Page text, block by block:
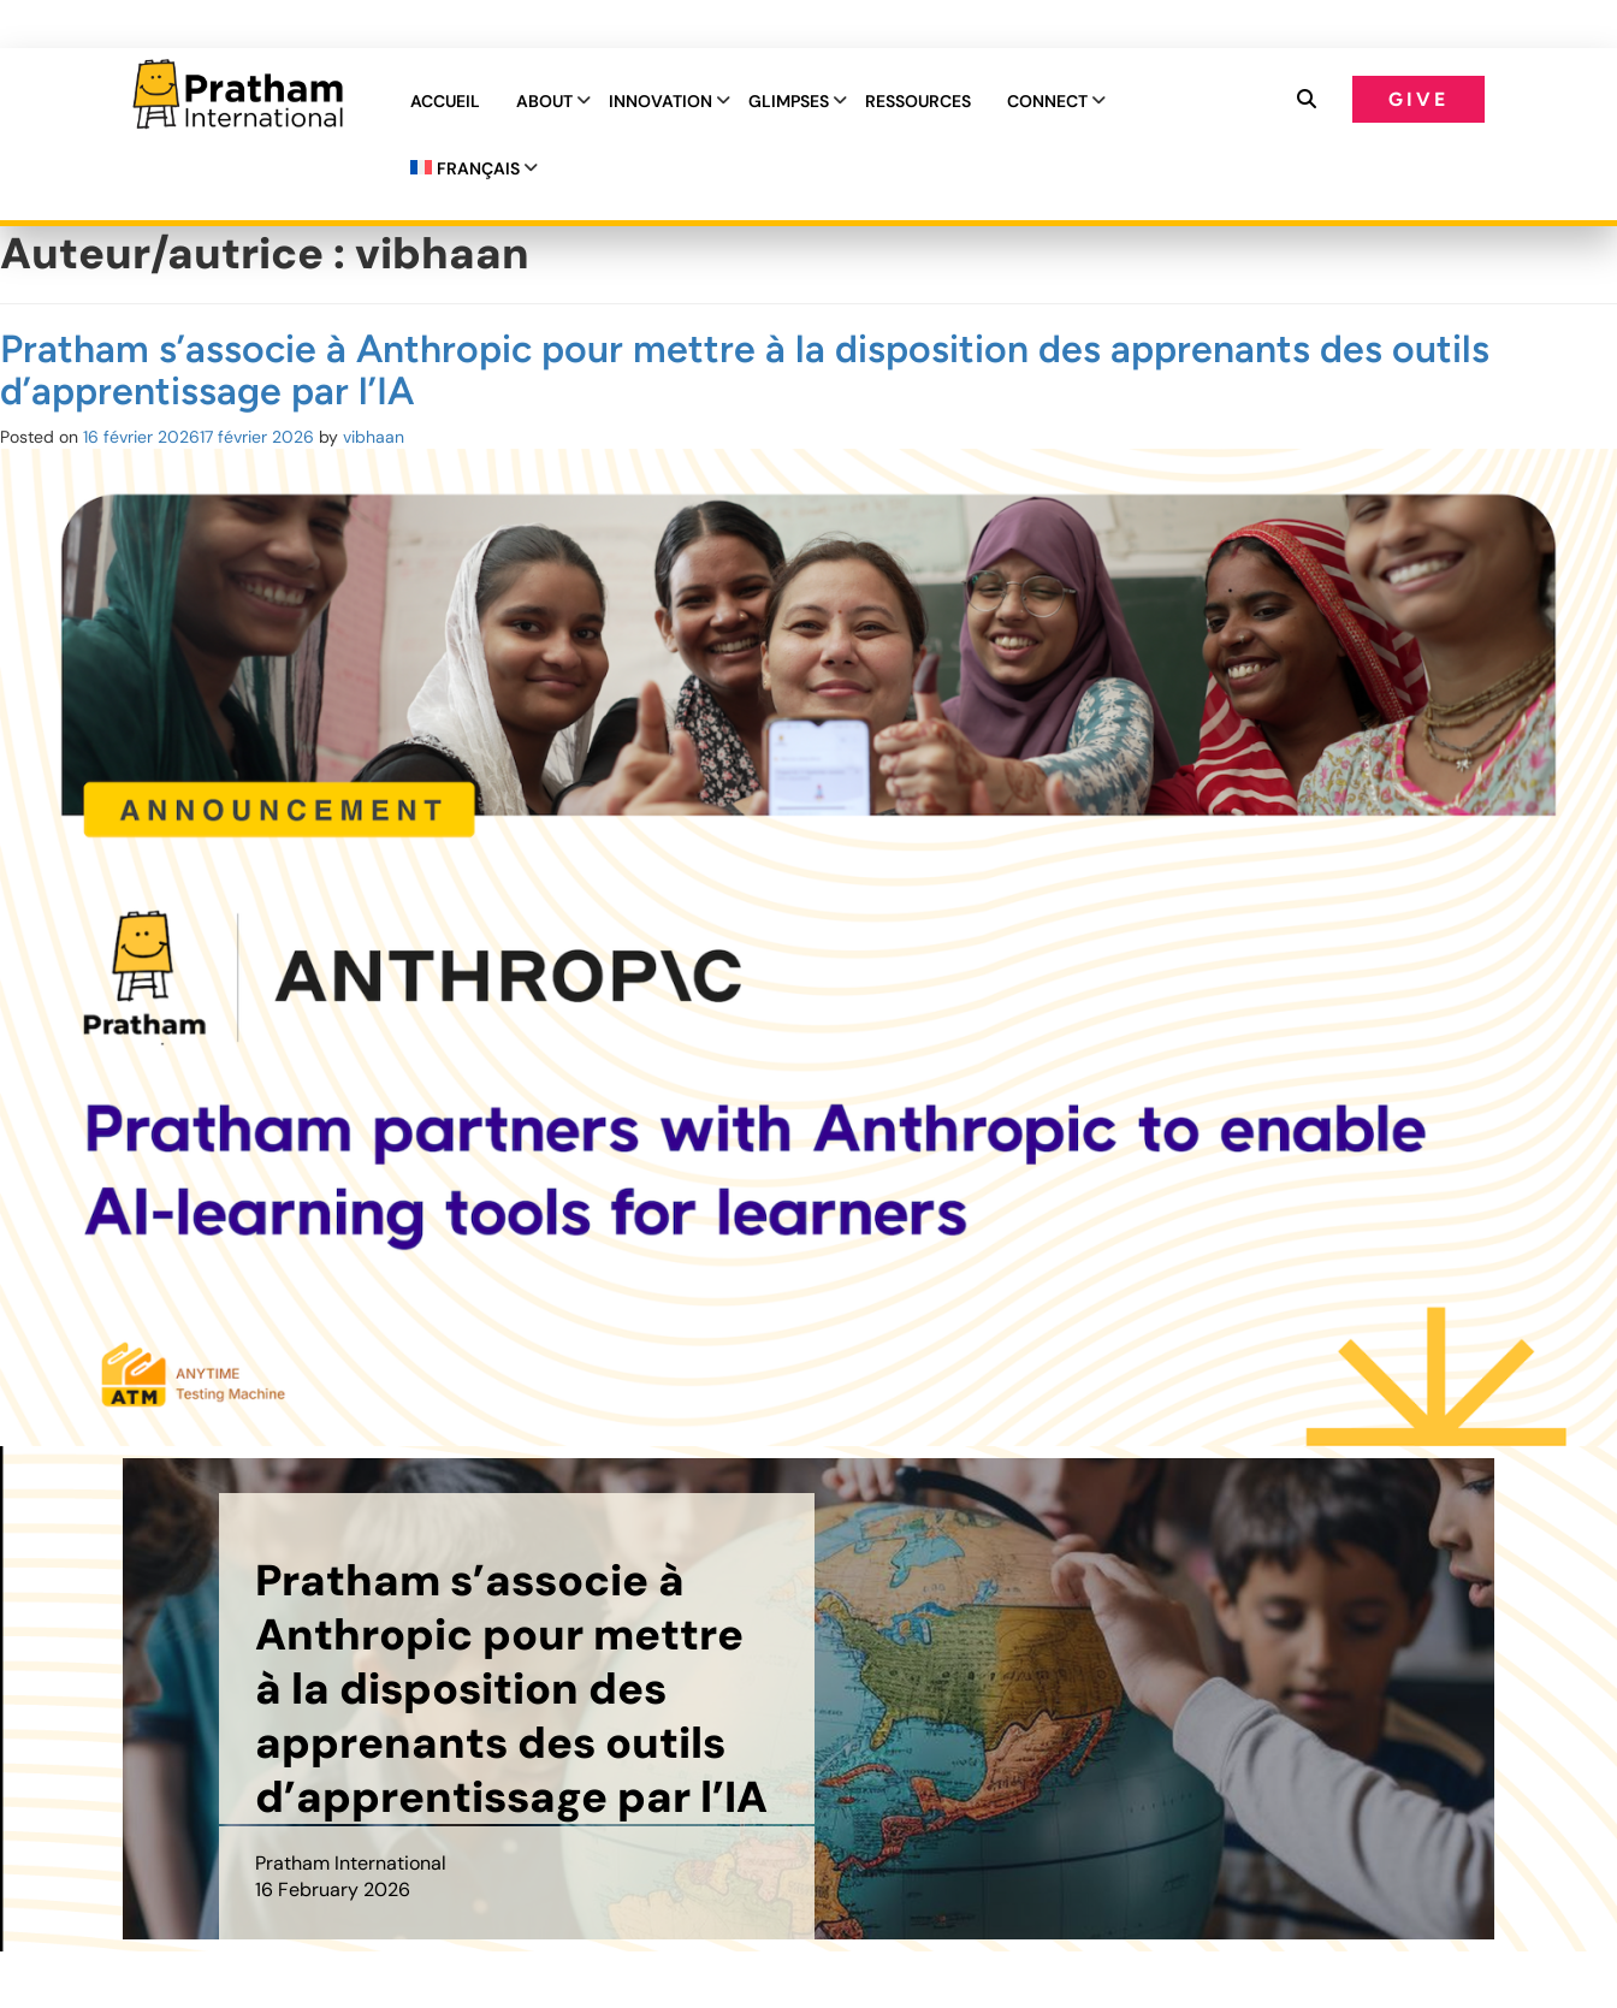
ACCUEIL ABOUT INNOVATION GLIMPSES RESSOURCES CONNECT
FRANÇAIS
GIVE
Auteur/autrice :vibhaan
Pratham s’associe à Anthropic pour mettre à la disposition des apprenants des outils
d’apprentissage par l’IA
Posted on 16 février 202617 février 2026 by vibhaan
Pratham s’associe à
Anthropic pour mettre
à la disposition des
apprenants des outils
d’apprentissage par l’IA
Pratham International
16 February 2026